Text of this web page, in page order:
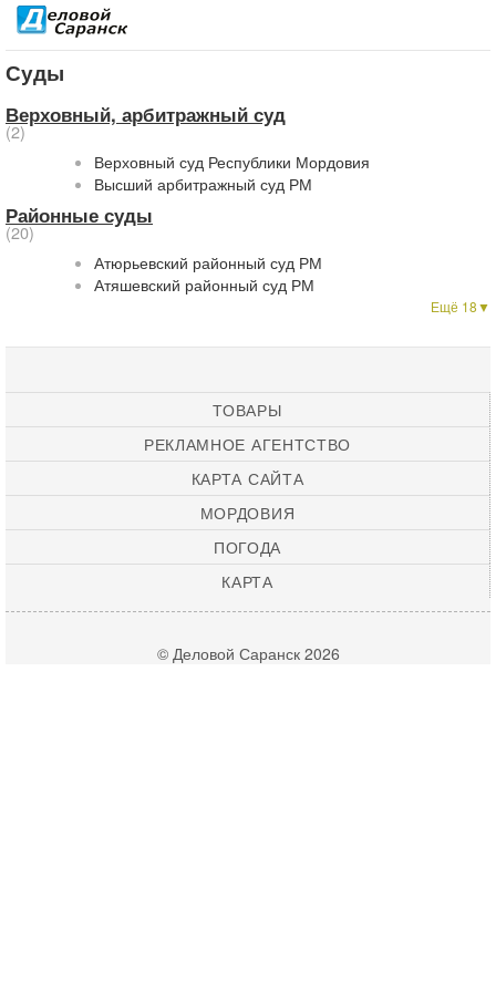
Суды
Верховный, арбитражный суд
(2)
Верховный суд Республики Мордовия
Высший арбитражный суд РМ
Районные суды
(20)
Атюрьевский районный суд РМ
Атяшевский районный суд РМ
Ещё 18▼
ТОВАРЫ
РЕКЛАМНОЕ АГЕНТСТВО
КАРТА САЙТА
МОРДОВИЯ
ПОГОДА
КАРТА
© Деловой Саранск 2026